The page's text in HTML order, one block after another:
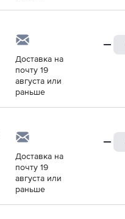
Доставка на
почту 19
августа или
раньше
Доставка на
почту 19
августа или
раньше